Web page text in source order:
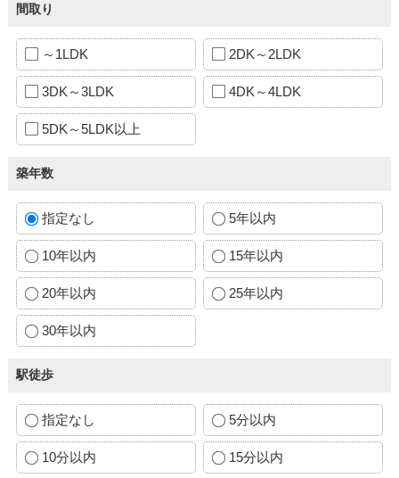
間取り
～1LDK 2DK～2LDK
3DK～3LDK 4DK～4LDK
5DK～5LDK以上
築年数
指定なし 5年以内
10年以内 15年以内
20年以内 25年以内
30年以内
駅徒歩
指定なし 5分以内
10分以内 15分以内